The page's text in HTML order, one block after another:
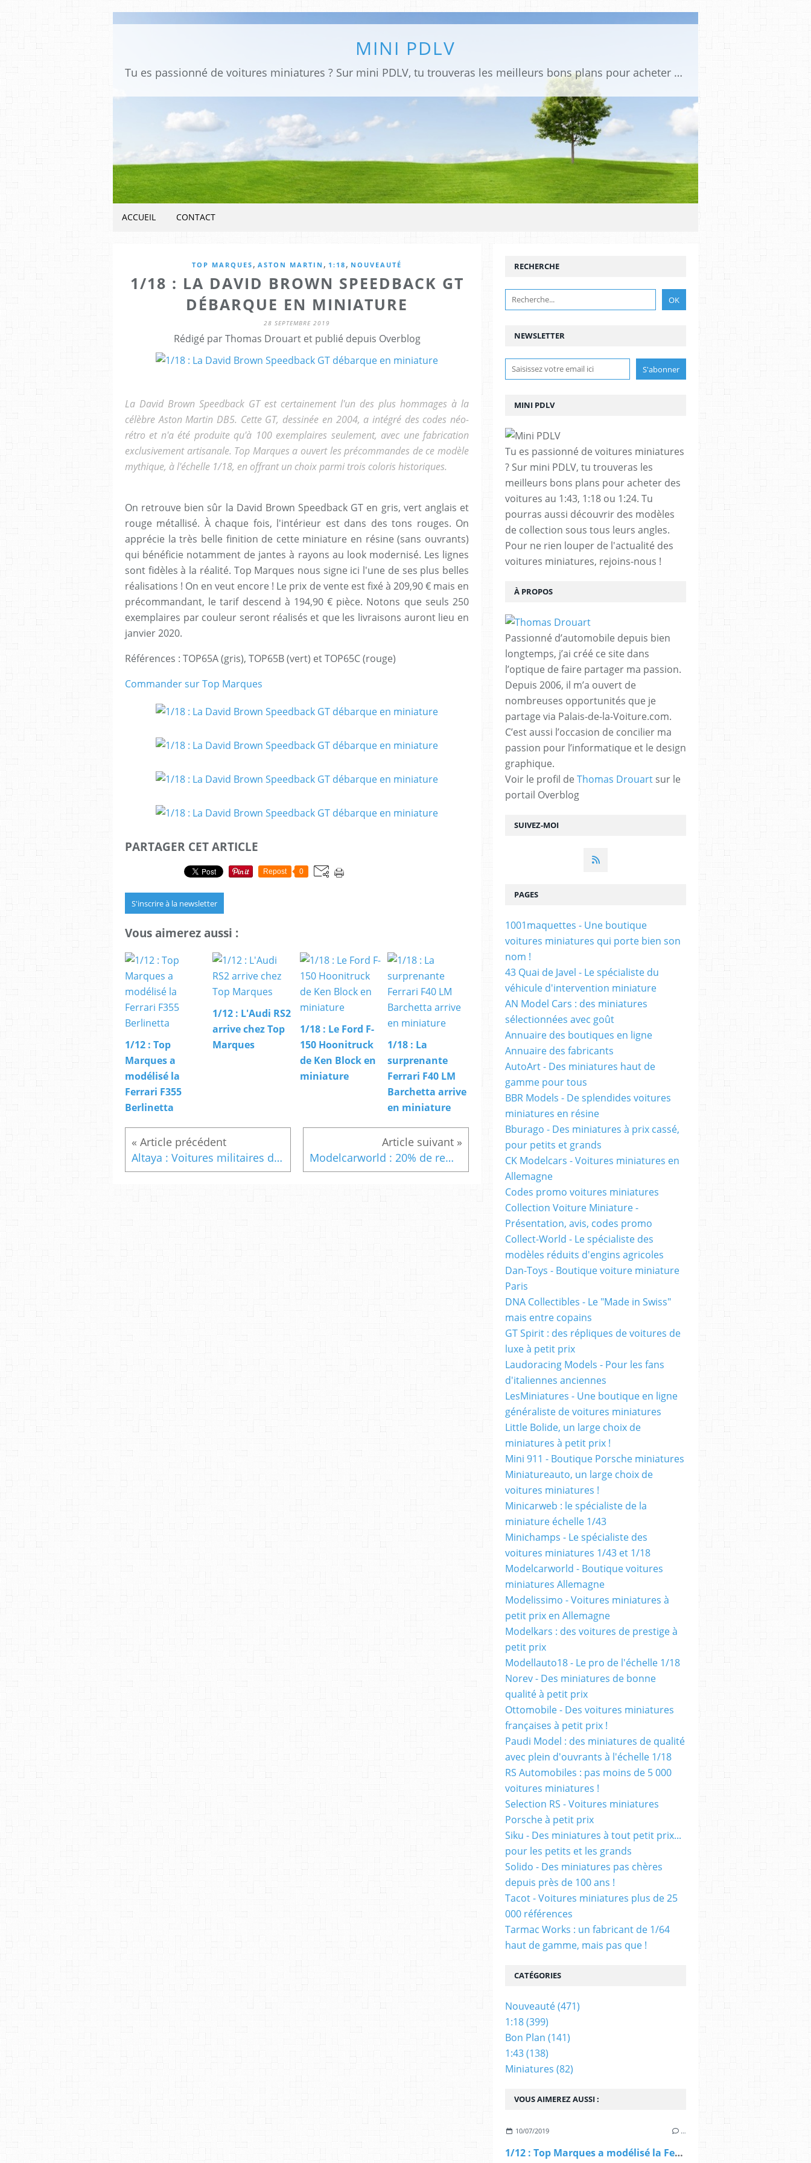
MINI PDLV
Tu es passionné de voitures miniatures ? Sur mini PDLV, tu trouveras les meilleurs bons plans pour acheter des voitures au 1:43, 1:18 ou 1:24. Tu pourras aussi découvrir des modèles de collection sous tous leurs angles. Pour ne rien louper de l'actualité des voitures miniatures, rejoins-nous !
ACCUEIL CONTACT
TOP MARQUES , ASTON MARTIN , 1:18 , NOUVEAUTÉ
1/18 : LA DAVID BROWN SPEEDBACK GT
DÉBARQUE EN MINIATURE
28 SEPTEMBRE 2019
Rédigé par Thomas Drouart et publié depuis Overblog
La David Brown Speedback GT est certainement l'un des plus hommages à la
célèbre Aston Martin DB5. Cette GT, dessinée en 2004, a intégré des codes néo-
rétro et n'a été produite qu'à 100 exemplaires seulement, avec une fabrication
exclusivement artisanale. Top Marques a ouvert les précommandes de ce modèle
mythique, à l'échelle 1/18, en offrant un choix parmi trois coloris historiques.
On retrouve bien sûr la David Brown Speedback GT en gris, vert anglais et
rouge métallisé. À chaque fois, l'intérieur est dans des tons rouges. On
apprécie la très belle finition de cette miniature en résine (sans ouvrants)
qui bénéficie notamment de jantes à rayons au look modernisé. Les lignes
sont fidèles à la réalité. Top Marques nous signe ici l'une de ses plus belles
réalisations ! On en veut encore ! Le prix de vente est fixé à 209,90 € mais en
précommandant, le tarif descend à 194,90 € pièce. Notons que seuls 250
exemplaires par couleur seront réalisés et que les livraisons auront lieu en
janvier 2020.
Références : TOP65A (gris), TOP65B (vert) et TOP65C (rouge)
Commander sur Top Marques
PARTAGER CET ARTICLE
Repost 0
S'inscrire à la newsletter
Vous aimerez aussi :
1/12 : Top
Marques a
modélisé la
Ferrari F355
Berlinetta
1/12 : L'Audi RS2
arrive chez Top
Marques
1/18 : Le Ford F-
150 Hoonitruck
de Ken Block en
miniature
1/18 : La
surprenante
Ferrari F40 LM
Barchetta arrive
en miniature
Altaya : Voitures militaires de la seconde Guerre mondiale Modelcarworld : 20% de remise sur 4 000 miniatures
NEWSLETTER
SUIVEZ-MOI
RECHERCHE
MINI PDLV
Tu es passionné de voitures miniatures
? Sur mini PDLV, tu trouveras les
meilleurs bons plans pour acheter des
voitures au 1:43, 1:18 ou 1:24. Tu
pourras aussi découvrir des modèles
de collection sous tous leurs angles.
Pour ne rien louper de l'actualité des
voitures miniatures, rejoins-nous !
À PROPOS
Passionné d’automobile depuis bien
longtemps, j’ai créé ce site dans
l’optique de faire partager ma passion.
Depuis 2006, il m’a ouvert de
nombreuses opportunités que je
partage via Palais-de-la-Voiture.com.
C’est aussi l’occasion de concilier ma
passion pour l’informatique et le design
graphique.
Voir le profil de Thomas Drouart sur le
portail Overblog
VOUS AIMEREZ AUSSI :
10/07/2019 …
1/12 : Top Marques a modélisé la Ferrari F355 Berlinetta
PAGES
1001maquettes - Une boutique
voitures miniatures qui porte bien son
nom !
43 Quai de Javel - Le spécialiste du
véhicule d'intervention miniature
AN Model Cars : des miniatures
sélectionnées avec goût
Annuaire des boutiques en ligne
Annuaire des fabricants
AutoArt - Des miniatures haut de
gamme pour tous
BBR Models - De splendides voitures
miniatures en résine
Bburago - Des miniatures à prix cassé,
pour petits et grands
CK Modelcars - Voitures miniatures en
Allemagne
Codes promo voitures miniatures
Collection Voiture Miniature -
Présentation, avis, codes promo
Collect-World - Le spécialiste des
modèles réduits d'engins agricoles
Dan-Toys - Boutique voiture miniature
Paris
DNA Collectibles - Le "Made in Swiss"
mais entre copains
GT Spirit : des répliques de voitures de
luxe à petit prix
Laudoracing Models - Pour les fans
d'italiennes anciennes
LesMiniatures - Une boutique en ligne
généraliste de voitures miniatures
Little Bolide, un large choix de
miniatures à petit prix !
Mini 911 - Boutique Porsche miniatures
Miniatureauto, un large choix de
voitures miniatures !
Minicarweb : le spécialiste de la
miniature échelle 1/43
Minichamps - Le spécialiste des
voitures miniatures 1/43 et 1/18
Modelcarworld - Boutique voitures
miniatures Allemagne
Modelissimo - Voitures miniatures à
petit prix en Allemagne
Modelkars : des voitures de prestige à
petit prix
Modellauto18 - Le pro de l'échelle 1/18
Norev - Des miniatures de bonne
qualité à petit prix
Ottomobile - Des voitures miniatures
françaises à petit prix !
Paudi Model : des miniatures de qualité
avec plein d'ouvrants à l'échelle 1/18
RS Automobiles : pas moins de 5 000
voitures miniatures !
Selection RS - Voitures miniatures
Porsche à petit prix
Siku - Des miniatures à tout petit prix...
pour les petits et les grands
Solido - Des miniatures pas chères
depuis près de 100 ans !
Tacot - Voitures miniatures plus de 25
000 références
Tarmac Works : un fabricant de 1/64
haut de gamme, mais pas que !
CATÉGORIES
Nouveauté(471)
1:18(399)
Bon Plan (141)
1:43(138)
Miniatures (82)